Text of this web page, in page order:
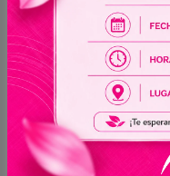
El horario
compras
web es de:
Lunes a
De 10:00hs a
Sábados:
De 10:00hs a